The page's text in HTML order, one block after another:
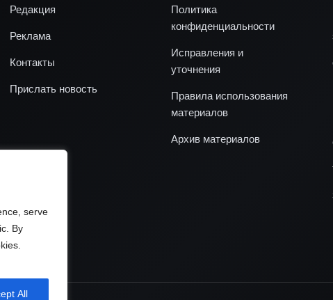
serve
By
All
Редакция
Реклама
Контакты
Прислать новость
Политика
конфиденциальности
Исправления и
уточнения
Правила использования
материалов
Архив материалов